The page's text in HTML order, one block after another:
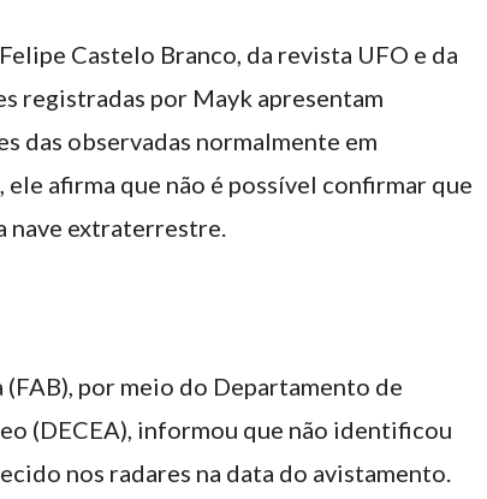
Castelo Branco, da revista UFO e da
registradas por Mayk apresentam
das observadas normalmente em
ele afirma que não é possível confirmar que
nave extraterrestre.
por meio do Departamento de
(DECEA), informou que não identificou
nos radares na data do avistamento.